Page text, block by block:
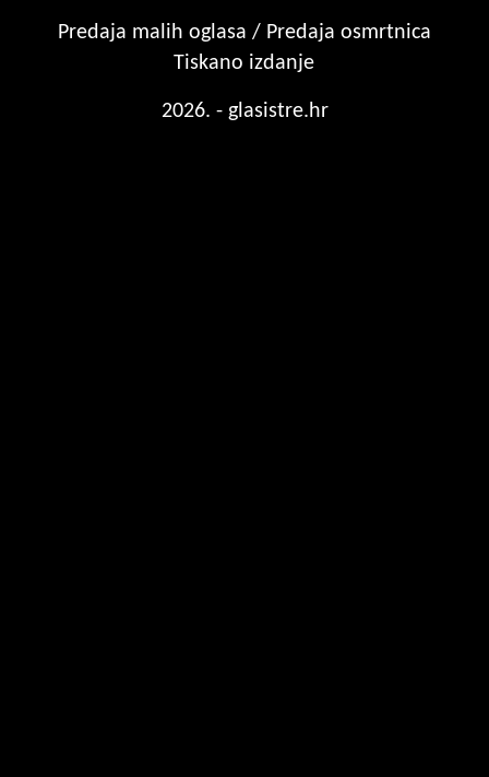
Predaja malih oglasa / Predaja osmrtnica
Tiskano izdanje
2026. - glasistre.hr